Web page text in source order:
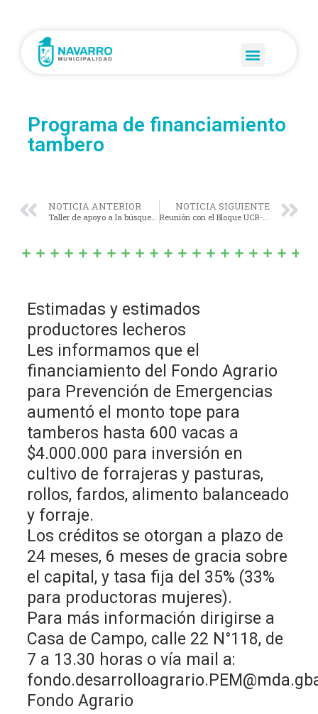
Programa de financiamiento
tambero
NOTICIA ANTERIOR
Taller de apoyo a la búsqueda laboral
NOTICIA SIGUIENTE
Reunión con el Bloque UCR-PRO
Estimadas y estimados
productores lecheros
Les informamos que el
financiamiento del Fondo Agrario
para Prevención de Emergencias
aumentó el monto tope para
tamberos hasta 600 vacas a
$4.000.000 para inversión en
cultivo de forrajeras y pasturas,
rollos, fardos, alimento balanceado
y forraje.
Los créditos se otorgan a plazo de
24 meses, 6 meses de gracia sobre
el capital, y tasa fija del 35% (33%
para productoras mujeres).
Para más información dirigirse a
Casa de Campo, calle 22 N°118, de
7 a 13.30 horas o vía mail a:
Fondo Agrario